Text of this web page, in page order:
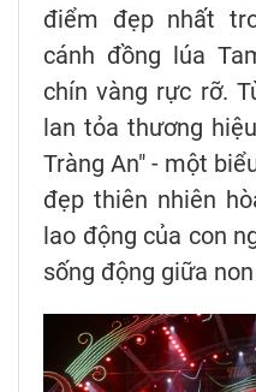
điểm đẹp nhất
cánh đồng lúa
chín vàng rực rỡ.
lan tỏa thương
Tràng An" - một
đẹp thiên nhiên
lao động của con
sống động giữa